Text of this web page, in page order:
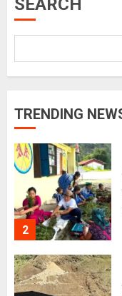
SEARCH
TRENDING
5
1
2